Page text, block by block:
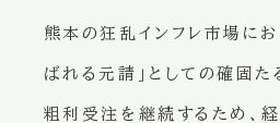
熊本の狂乱インフレ市場にお
ばれる元請」としての確固た
粗利受注を継続するため、